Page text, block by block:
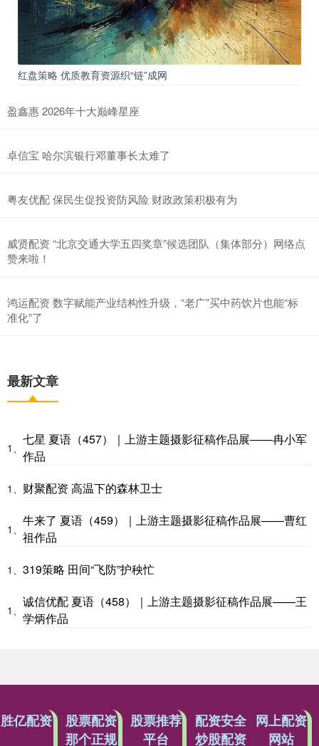
红盘策略 优质教育资源织“链”成网
盈鑫惠 2026年十大巅峰星座
卓信宝 哈尔滨银行邓董事长太难了
粤友优配 保民生促投资防风险 财政政策积极有为
威贤配资 “北京交通大学五四奖章”候选团队（集体部分）网络点
赞来啦！
鸿运配资 数字赋能产业结构性升级，“老广”买中药饮片也能“标
准化”了
最新文章
1、
七星 夏语（457）｜上游主题摄影征稿作品展——冉小军
作品
1、 财聚配资 高温下的森林卫士
1、
牛来了 夏语（459）｜上游主题摄影征稿作品展——曹红
祖作品
1、 319策略 田间“飞防”护秧忙
1、
诚信优配 夏语（458）｜上游主题摄影征稿作品展——王
学炳作品
胜亿配资
股票配资
那个正规
股票推荐
平台
配资安全
炒股配资
网上配资
网站